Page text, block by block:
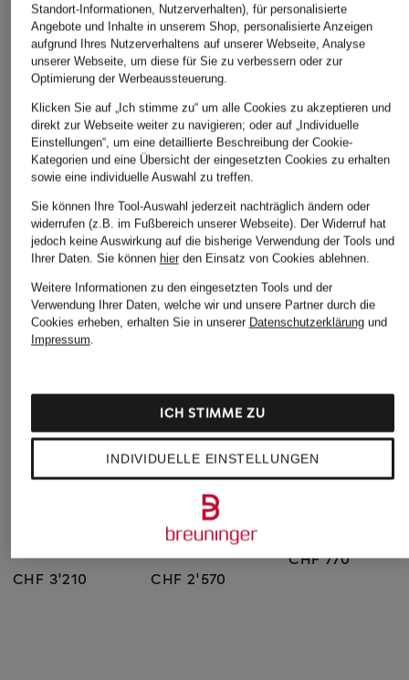
CHF 3'210
Clutch FLAMENCO
CHF 2'570
CHF 770
Standort-Informationen, Nutzerverhalten), für personalisierte
Angebote und Inhalte in unserem Shop, personalisierte Anzeigen
aufgrund Ihres Nutzerverhaltens auf unserer Webseite, Analyse
unserer Webseite, um diese für Sie zu verbessern oder zur
Optimierung der Werbeaussteuerung.
Klicken Sie auf „Ich stimme zu“ um alle Cookies zu akzeptieren und
direkt zur Webseite weiter zu navigieren; oder auf „Individuelle
Einstellungen“, um eine detaillierte Beschreibung der Cookie-
Kategorien und eine Übersicht der eingesetzten Cookies zu erhalten
sowie eine individuelle Auswahl zu treffen.
Sie können Ihre Tool-Auswahl jederzeit nachträglich ändern oder
widerrufen (z.B. im Fußbereich unserer Webseite). Der Widerruf hat
jedoch keine Auswirkung auf die bisherige Verwendung der Tools und
Ihrer Daten. Sie können hierden Einsatz von Cookies ablehnen.
Weitere Informationen zu den eingesetzten Tools und der
Verwendung Ihrer Daten, welche wir und unsere Partner durch die
Cookies erheben, erhalten Sie in unserer Datenschutzerklärungund
Impressum.
INDIVIDUELLE EINSTELLUNGEN
ICH STIMME ZU